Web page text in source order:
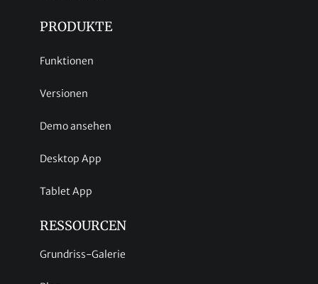
PRODUKTE
Funktionen
Versionen
Demo ansehen
Desktop App
Tablet App
RESSOURCEN
Grundriss-Galerie